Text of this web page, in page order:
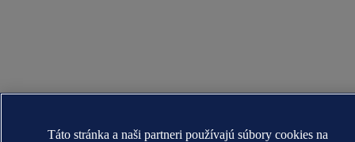
Táto stránka a naši partneri používajú súbory cookies na